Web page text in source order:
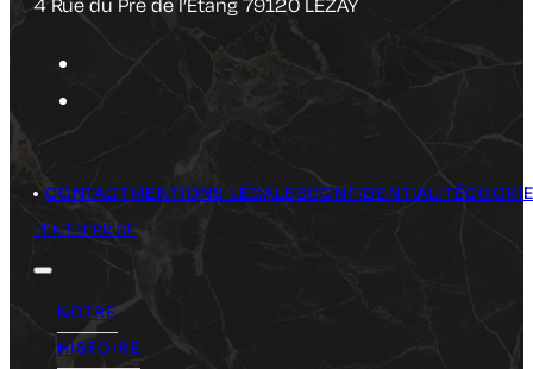
L'ENTREPRISE
NOTRE
HISTOIRE
CONTACTMENTIONS LÉGALESCONFIDENTIALITÉ